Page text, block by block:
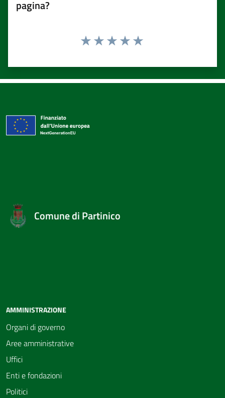
pagina?
Comune di Partinico
AMMINISTRAZIONE
Organi di governo
Aree amministrative
Uffici
Enti e fondazioni
Politici